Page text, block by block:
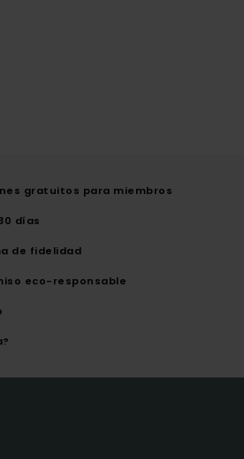
gratuitos para miembros
días
de fidelidad
eco-responsable